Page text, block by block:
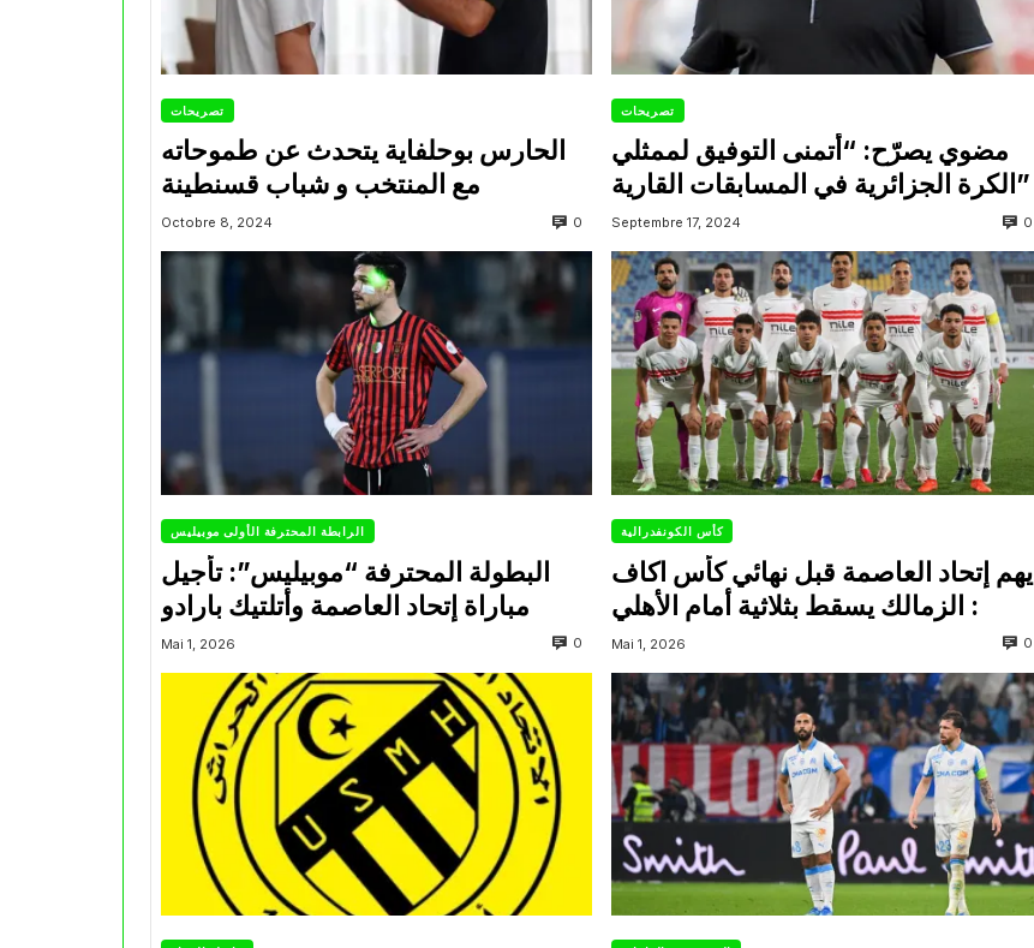
تصريحات
الحارس بوحلفاية يتحدث عن طموحاته
مع المنتخب و شباب قسنطينة
Octobre 8, 2024 0
تصريحات
مضوي يصرّح: “أتمنى التوفيق لممثلي
الكرة الجزائرية في المسابقات القارية”
Septembre 17, 2024 0
الرابطة المحترفة الأولى موبيليس
البطولة المحترفة “موبيليس”: تأجيل
مباراة إتحاد العاصمة وأتلتيك بارادو
Mai 1, 2026 0
كأس الكونفدرالية
يهم إتحاد العاصمة قبل نهائي كأس اكاف
Mai 1, 2026 0